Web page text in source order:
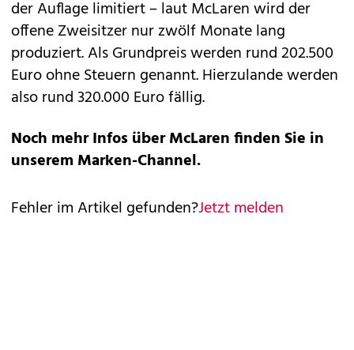
der Auflage limitiert – laut McLaren wird der
offene Zweisitzer nur zwölf Monate lang
produziert. Als Grundpreis werden rund 202.500
Euro ohne Steuern genannt. Hierzulande werden
also rund 320.000 Euro fällig.
Noch mehr Infos über McLaren finden Sie in
unserem Marken-Channel.
Fehler im Artikel gefunden?Jetzt melden